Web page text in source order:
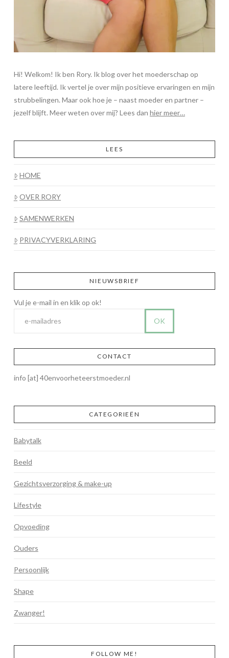
Hi! Welkom! Ik ben Rory. Ik blog over het moederschap op
latere leeftijd. Ik vertel je over mijn positieve ervaringen en mijn
strubbelingen. Maar ook hoe je – naast moeder en partner –
jezelf blijft. Meer weten over mij? Lees dan hier meer…
LEES
HOME
OVER RORY
SAMENWERKEN
PRIVACYVERKLARING
NIEUWSBRIEF
CONTACT
info [at] 40envoorheteerstmoeder.nl
CATEGORIEËN
Babytalk
Beeld
Gezichtsverzorging & make-up
Lifestyle
Opvoeding
Ouders
Persoonlijk
Shape
Zwanger!
FOLLOW ME!